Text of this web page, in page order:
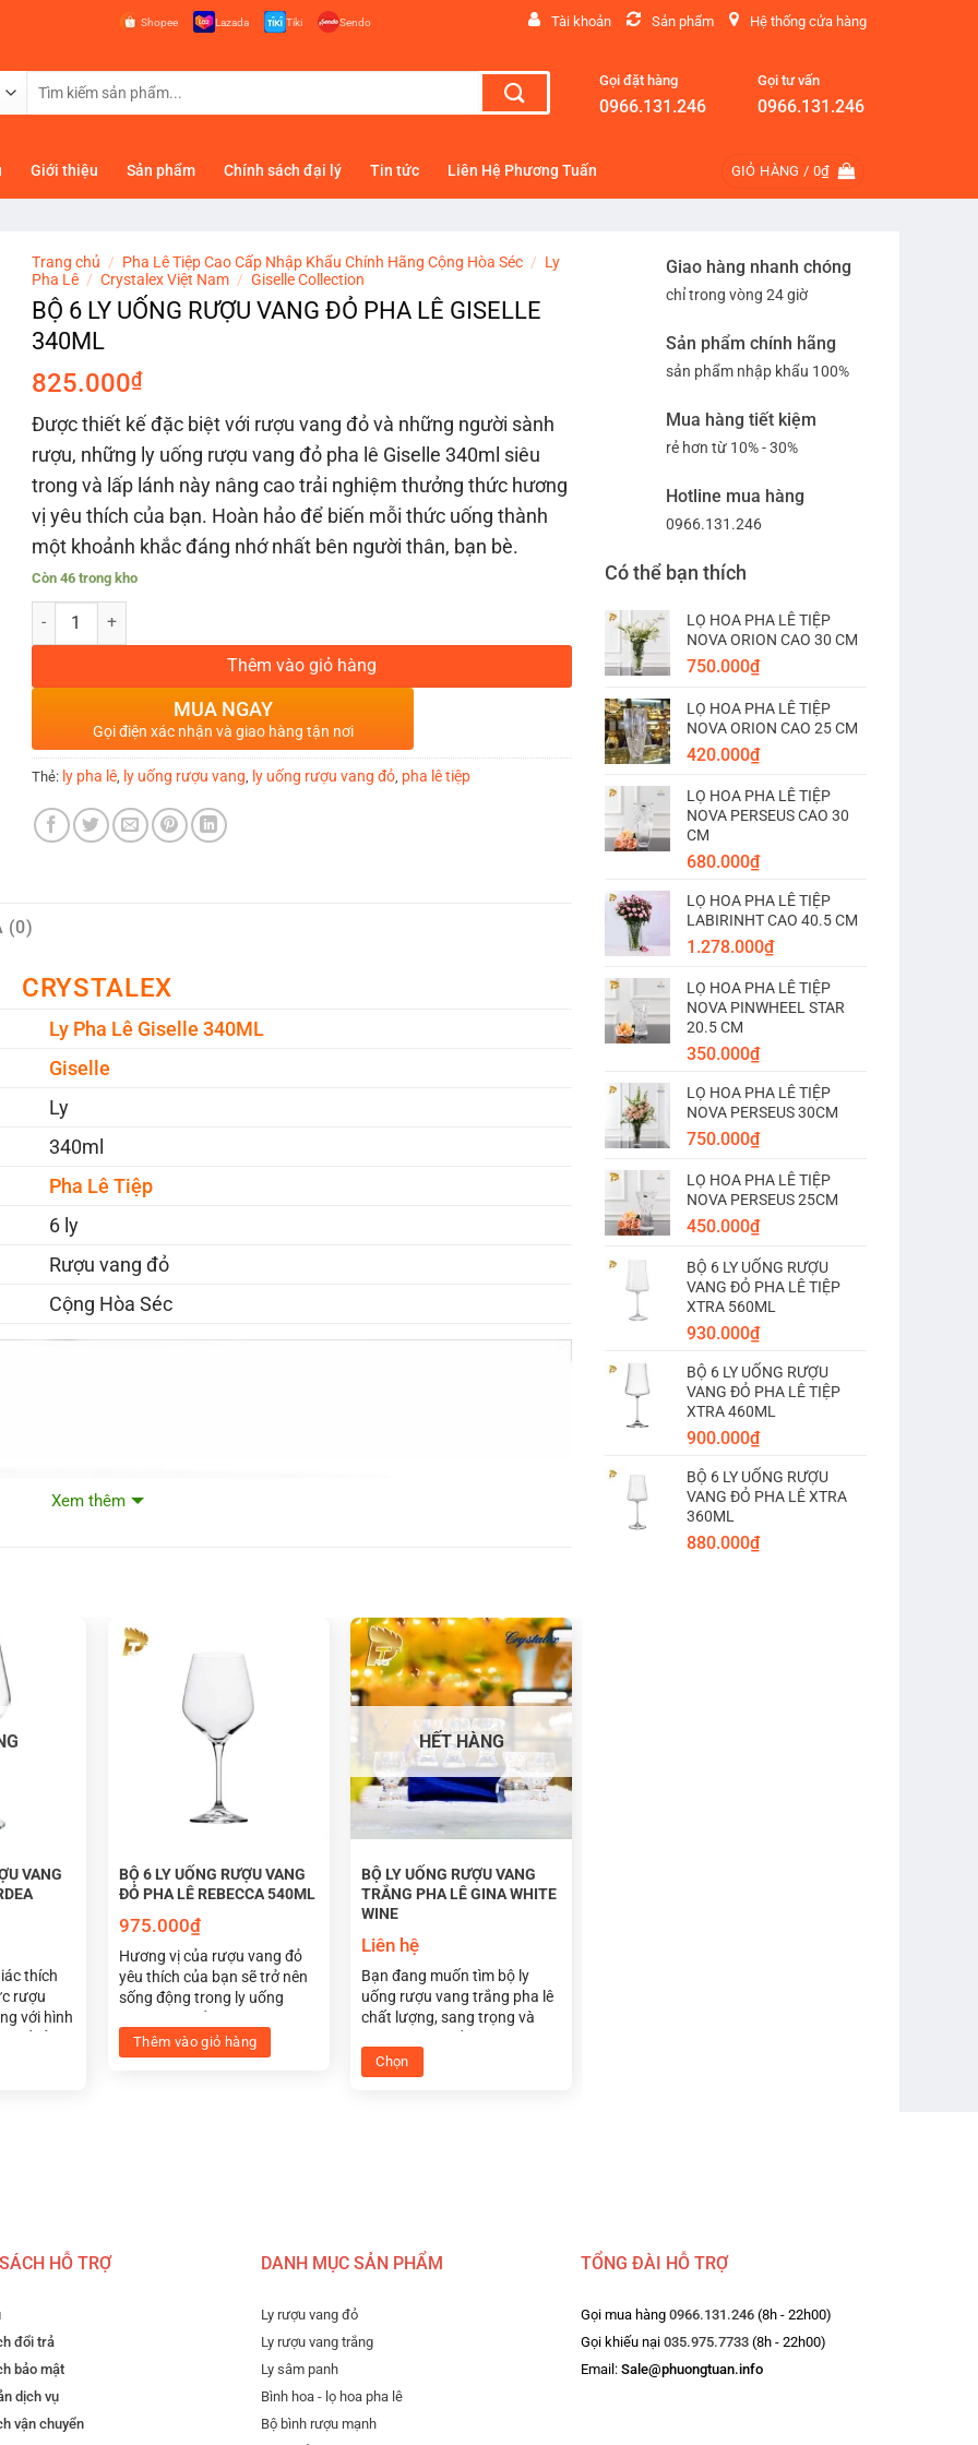
Shopee Lazada Tiki Sendo Tài khoản Sản phẩm Hệ thống cửa hàng
Tìm
Gọi đặt hàng
0966.131.246
Gọi tư vấn
0966.131.246
Giới thiệu Sản phẩm Chính sách đại lý Tin tức Liên Hệ Phương Tuấn GIỎ HÀNG / 0₫
Giao hàng nhanh chóng
chỉ trong vòng 24 giờ
Sản phẩm chính hãng
sản phẩm nhập khẩu 100%
Mua hàng tiết kiệm
rẻ hơn từ 10% - 30%
Hotline mua hàng
0966.131.246
Có thể bạn thích
LỌ HOA PHA LÊ TIỆP
NOVA ORION CAO 30 CM
750.000₫
LỌ HOA PHA LÊ TIỆP
NOVA ORION CAO 25 CM
420.000₫
LỌ HOA PHA LÊ TIỆP
NOVA PERSEUS CAO 30
CM
680.000₫
LỌ HOA PHA LÊ TIỆP
LABIRINHT CAO 40.5 CM
1.278.000₫
LỌ HOA PHA LÊ TIỆP
NOVA PINWHEEL STAR
20.5 CM
350.000₫
LỌ HOA PHA LÊ TIỆP
NOVA PERSEUS 30CM
750.000₫
LỌ HOA PHA LÊ TIỆP
NOVA PERSEUS 25CM
450.000₫
BỘ 6 LY UỐNG RƯỢU
VANG ĐỎ PHA LÊ TIỆP
XTRA 560ML
930.000₫
BỘ 6 LY UỐNG RƯỢU
VANG ĐỎ PHA LÊ TIỆP
XTRA 460ML
900.000₫
BỘ 6 LY UỐNG RƯỢU
VANG ĐỎ PHA LÊ XTRA
360ML
880.000₫
Trang chủ / Pha Lê Tiệp Cao Cấp Nhập Khẩu Chính Hãng Cộng Hòa Séc / Ly
Pha Lê / Crystalex Việt Nam / Giselle Collection
BỘ 6 LY UỐNG RƯỢU VANG ĐỎ PHA LÊ GISELLE
340ML
825.000₫
Được thiết kế đặc biệt với rượu vang đỏ và những người sành
rượu, những ly uống rượu vang đỏ pha lê Giselle 340ml siêu
trong và lấp lánh này nâng cao trải nghiệm thưởng thức hương
vị yêu thích của bạn. Hoàn hảo để biến mỗi thức uống thành
một khoảnh khắc đáng nhớ nhất bên người thân, bạn bè.
Còn 46 trong kho
BỘ 6 LY UỐNG RƯỢU VANG ĐỎ PHA LÊ GISELLE 340ML số lượng
Thêm vào giỏ hàng
MUA NGAY
Gọi điện xác nhận và giao hàng tận nơi
Thẻ: ly pha lê ly uống rượu vang ly uống rượu vang đỏ pha lê tiệp
(0)
CRYSTALEX
Ly Pha Lê Giselle 340ML
Giselle
Ly
340ml
Pha Lê Tiệp
6 ly
Rượu vang đỏ
Cộng Hòa Séc
RƯỢU VANG ĐỎ PHA LÊ GISELLE 340ML
RƯỢU VANG ĐỎ PHA LÊ GISELLE 340ML
Xem thêm
VANG
thích
rượu
với hình
rượu
này.
BỘ 6 LY UỐNG RƯỢU VANG
ĐỎ PHA LÊ REBECCA 540ML
975.000₫
Hương vị của rượu vang đỏ
yêu thích của bạn sẽ trở nên
sống động trong ly uống
Red Wine 540ml. Được thiết
kế với một bầu lớn, giúp rượu
Thêm vào giỏ hàng
HẾT HÀNG
BỘ LY UỐNG RƯỢU VANG
TRẮNG PHA LÊ GINA WHITE
WINE
Liên hệ
Bạn đang muốn tìm bộ ly
uống rượu vang trắng pha lê
chất lượng, sang trọng và
trắng Gina White Wine 230ml,
350ml, 450ml chắc chắn là
Chọn
Các
có
được
chọn
HỖ TRỢ
đổi trả
bảo mật
dịch vụ
vận chuyển
DANH MỤC SẢN PHẨM
Ly rượu vang đỏ
Ly rượu vang trắng
Ly sâm panh
Bình hoa - lọ hoa pha lê
Bộ bình rượu mạnh
TỔNG ĐÀI HỖ TRỢ
Gọi mua hàng 0966.131.246 (8h - 22h00)
Gọi khiếu nại 035.975.7733 (8h - 22h00)
Email: Sale@phuongtuan.info